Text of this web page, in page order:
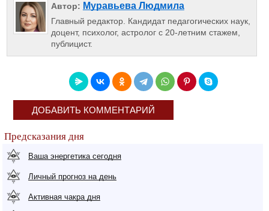
Автор: Муравьева Людмила
Главный редактор. Кандидат педагогических наук,
доцент, психолог, астролог с 20-летним стажем,
публицист.
ДОБАВИТЬ КОММЕНТАРИЙ
Предсказания дня
Ваша энергетика сегодня
Личный прогноз на день
Активная чакра дня